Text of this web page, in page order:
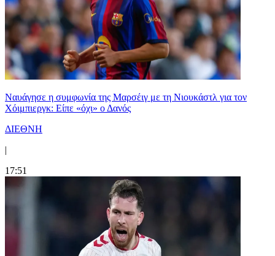
Ναυάγησε η συμφωνία της Μαρσέιγ με τη Νιουκάστλ για τον
Χόιμπιεργκ: Είπε «όχι» ο Δανός
ΔΙΕΘΝΗ
|
17:51